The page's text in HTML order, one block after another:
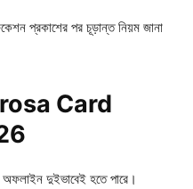
প্রকাশের পর চূড়ান্ত নিয়ম জানা
Card
দুইভাবেই হতে পারে।